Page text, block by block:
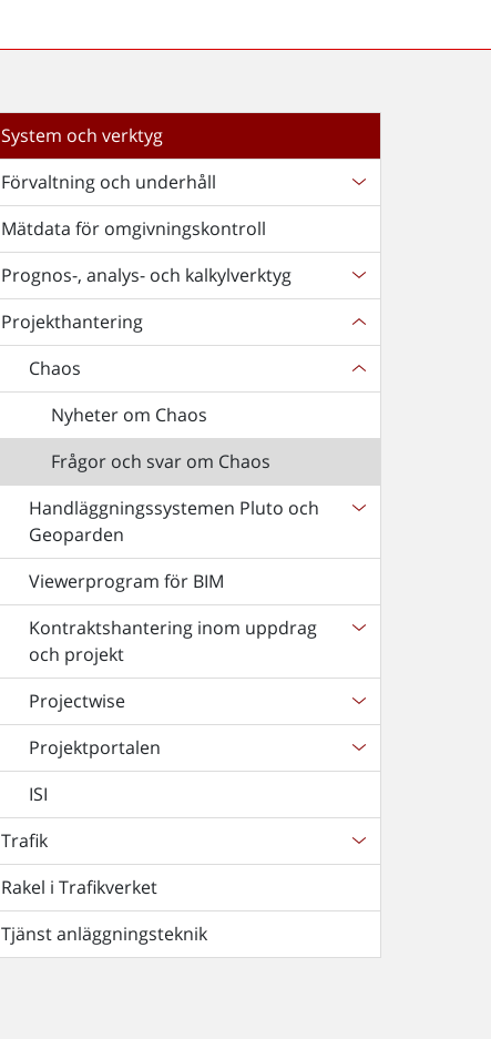
System och verktyg
Förvaltning och underhåll
Mätdata för omgivningskontroll
Prognos-, analys- och kalkylverktyg
Projekthantering
Chaos
Nyheter om Chaos
Frågor och svar om Chaos
Handläggningssystemen Pluto och
Geoparden
Viewerprogram för BIM
Kontraktshantering inom uppdrag
och projekt
Projectwise
Projektportalen
ISI
Trafik
Rakel i Trafikverket
Tjänst anläggningsteknik